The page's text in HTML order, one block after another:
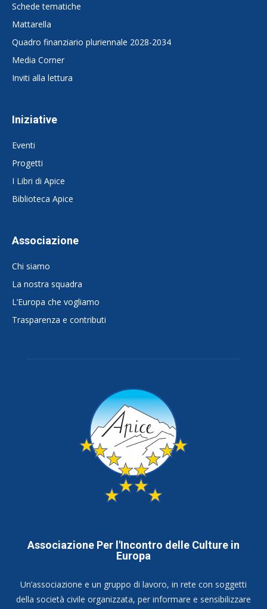
Schede tematiche
Mattarella
Quadro finanziario pluriennale 2028-2034
Media Corner
Inviti alla lettura
Iniziative
Eventi
Progetti
I Libri di Apice
Biblioteca Apice
Associazione
Chi siamo
La nostra squadra
L’Europa che vogliamo
Trasparenza e contributi
Associazione Per l'Incontro delle Culture in
Europa
Un’associazione e un gruppo di lavoro, in rete con soggetti
della società civile organizzata, per informare e sensibilizzare